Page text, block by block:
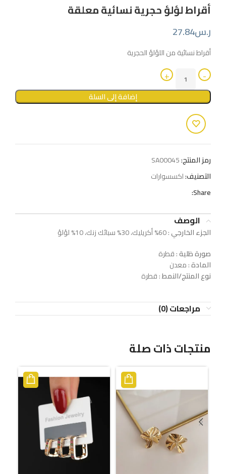
أقراط لؤلؤ حجرية نسائية معلقة
ر.س27.84
أقراط نسائية من اللؤلؤ الحجرية
إضافة إلى السلة
رمز المنتج:SA00045
التصنيف:اكسسوارات
Share:
الوصف
الجزء الخارجي: 60% أكريليك، 30% سبائك زنك، 10% لؤلؤ
صورة ظلية: قطرة
المادة: معدن
نوع المنتج/النمط: قطرة
مراجعات (0)
منتجات ذات صلة